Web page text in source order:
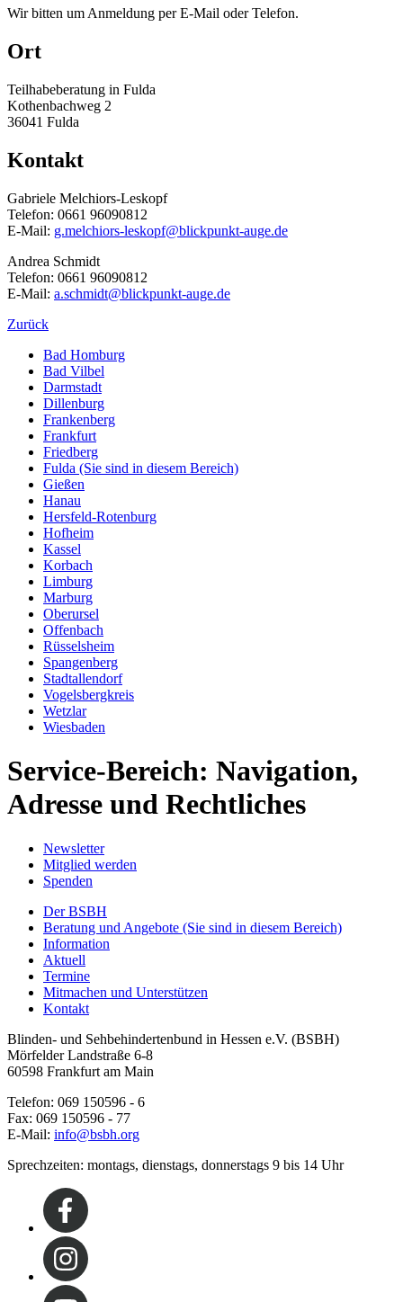
Wir bitten um Anmeldung per E-Mail oder Telefon.
Ort
Teilhabeberatung in Fulda
Kothenbachweg 2
36041 Fulda
Kontakt
Gabriele Melchiors-Leskopf
Telefon: 0661 96090812
E-Mail: g.melchiors-leskopf@blickpunkt-auge.de
Andrea Schmidt
Telefon: 0661 96090812
E-Mail: a.schmidt@blickpunkt-auge.de
Zurück
Bad Homburg
Bad Vilbel
Darmstadt
Dillenburg
Frankenberg
Frankfurt
Friedberg
Fulda (Sie sind in diesem Bereich)
Gießen
Hanau
Hersfeld-Rotenburg
Hofheim
Kassel
Korbach
Limburg
Marburg
Oberursel
Offenbach
Rüsselsheim
Spangenberg
Stadtallendorf
Vogelsbergkreis
Wetzlar
Wiesbaden
Service-Bereich: Navigation,
Adresse und Rechtliches
Newsletter
Mitglied werden
Spenden
Der BSBH
Beratung und Angebote (Sie sind in diesem Bereich)
Information
Aktuell
Termine
Mitmachen und Unterstützen
Kontakt
Blinden- und Sehbehindertenbund in Hessen e.V. (BSBH)
Mörfelder Landstraße 6-8
60598 Frankfurt am Main
Telefon: 069 150596 - 6
Fax: 069 150596 - 77
E-Mail: info@bsbh.org
Sprechzeiten: montags, dienstags, donnerstags 9 bis 14 Uhr